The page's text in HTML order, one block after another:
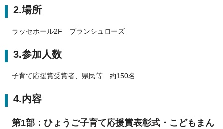
2.場所
ラッセホール2F ブランシュローズ
3.参加人数
子育て応援賞受賞者、県民等 約150名
4.内容
第1部：ひょうご子育て応援賞表彰式・こどもまん